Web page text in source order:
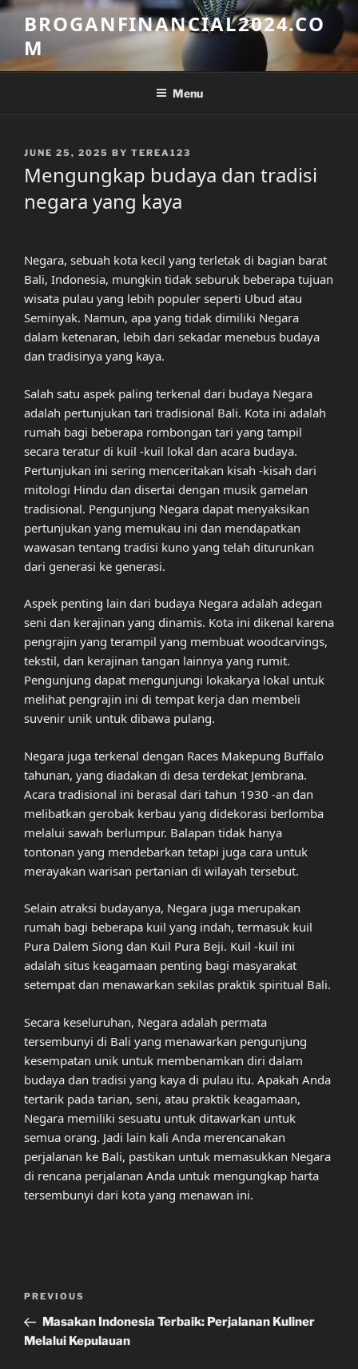
Skip
content
BROGANFINANCIAL2024.CO
M
Menu
POSTED
JUNE 25, 2025 BY TEREA123
Mengungkap budaya dan tradisi
negara yang kaya
Negara, sebuah kota kecil yang terletak di bagian barat
Bali, Indonesia, mungkin tidak seburuk beberapa tujuan
wisata pulau yang lebih populer seperti Ubud atau
Seminyak. Namun, apa yang tidak dimiliki Negara
dalam ketenaran, lebih dari sekadar menebus budaya
dan tradisinya yang kaya.
Salah satu aspek paling terkenal dari budaya Negara
adalah pertunjukan tari tradisional Bali. Kota ini adalah
rumah bagi beberapa rombongan tari yang tampil
secara teratur di kuil -kuil lokal dan acara budaya.
Pertunjukan ini sering menceritakan kisah -kisah dari
mitologi Hindu dan disertai dengan musik gamelan
tradisional. Pengunjung Negara dapat menyaksikan
pertunjukan yang memukau ini dan mendapatkan
wawasan tentang tradisi kuno yang telah diturunkan
dari generasi ke generasi.
Aspek penting lain dari budaya Negara adalah adegan
seni dan kerajinan yang dinamis. Kota ini dikenal karena
pengrajin yang terampil yang membuat woodcarvings,
tekstil, dan kerajinan tangan lainnya yang rumit.
Pengunjung dapat mengunjungi lokakarya lokal untuk
melihat pengrajin ini di tempat kerja dan membeli
suvenir unik untuk dibawa pulang.
Negara juga terkenal dengan Races Makepung Buffalo
tahunan, yang diadakan di desa terdekat Jembrana.
Acara tradisional ini berasal dari tahun 1930 -an dan
melibatkan gerobak kerbau yang didekorasi berlomba
melalui sawah berlumpur. Balapan tidak hanya
tontonan yang mendebarkan tetapi juga cara untuk
merayakan warisan pertanian di wilayah tersebut.
Selain atraksi budayanya, Negara juga merupakan
rumah bagi beberapa kuil yang indah, termasuk kuil
Pura Dalem Siong dan Kuil Pura Beji. Kuil -kuil ini
adalah situs keagamaan penting bagi masyarakat
setempat dan menawarkan sekilas praktik spiritual Bali.
Secara keseluruhan, Negara adalah permata
tersembunyi di Bali yang menawarkan pengunjung
kesempatan unik untuk membenamkan diri dalam
budaya dan tradisi yang kaya di pulau itu. Apakah Anda
tertarik pada tarian, seni, atau praktik keagamaan,
Negara memiliki sesuatu untuk ditawarkan untuk
semua orang. Jadi lain kali Anda merencanakan
perjalanan ke Bali, pastikan untuk memasukkan Negara
di rencana perjalanan Anda untuk mengungkap harta
tersembunyi dari kota yang menawan ini.
Previous
Post
PREVIOUS
Masakan Indonesia Terbaik: Perjalanan Kuliner
Melalui Kepulauan